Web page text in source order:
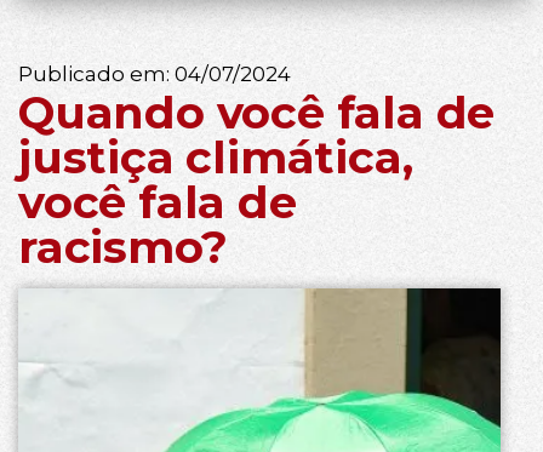
Publicado em: 04/07/2024
Quando você fala de
justiça climática,
você fala de
racismo?